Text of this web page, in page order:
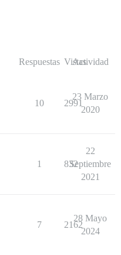
Respuestas Vistas
Actividad
10 2991
23 Marzo
2020
1 832
22
Septiembre
2021
7 2162
28 Mayo
2024